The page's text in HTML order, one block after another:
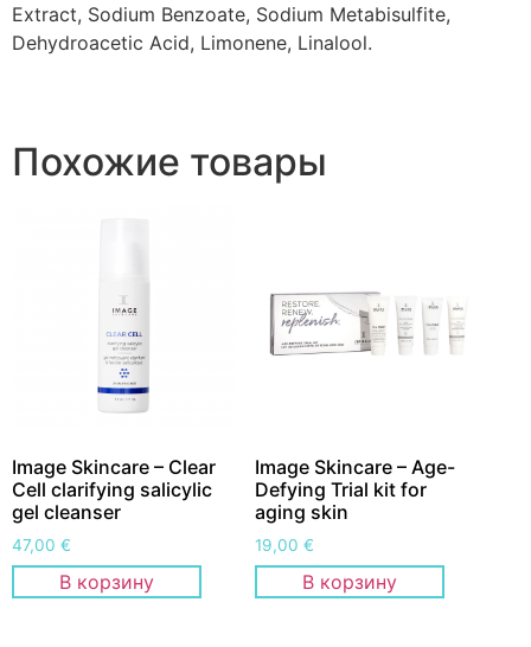
Extract, Sodium Benzoate, Sodium Metabisulfite,
Dehydroacetic Acid, Limonene, Linalool.
Похожие товары
Image Skincare – Clear
Cell clarifying salicylic
gel cleanser
47,00 €
В корзину
Image Skincare – Age-
Defying Trial kit for
aging skin
19,00€
В корзину